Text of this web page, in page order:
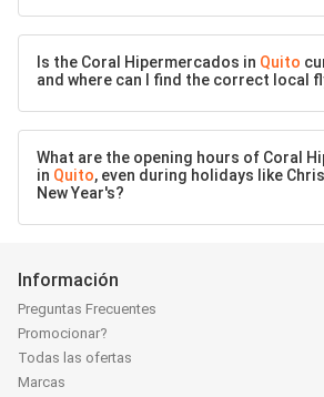
Is the Coral Hipermercados in Quito
and where can I find the correct local
What are the opening hours of Coral
in Quito, even during holidays like
New Year's?
Información
Preguntas Frecuentes
Promocionar?
Todas las ofertas
Marcas